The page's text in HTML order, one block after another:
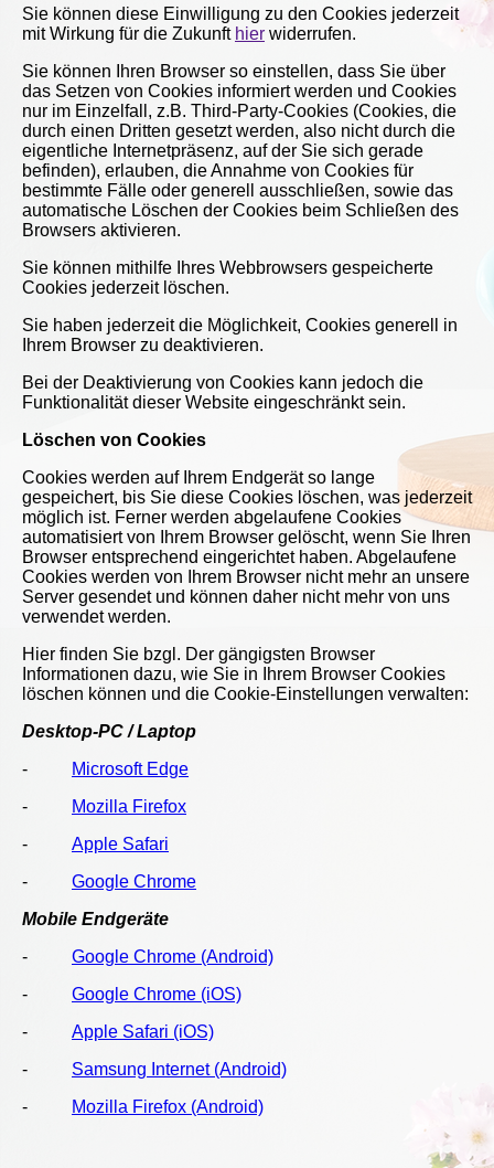
Sie können diese Einwilligung zu den Cookies jederzeit
mit Wirkung für die Zukunft hier widerrufen.
Sie können Ihren Browser so einstellen, dass Sie über
das Setzen von Cookies informiert werden und Cookies
nur im Einzelfall, z.B. Third-Party-Cookies (Cookies, die
durch einen Dritten gesetzt werden, also nicht durch die
eigentliche Internetpräsenz, auf der Sie sich gerade
befinden), erlauben, die Annahme von Cookies für
bestimmte Fälle oder generell ausschließen, sowie das
automatische Löschen der Cookies beim Schließen des
Browsers aktivieren.
Sie können mithilfe Ihres Webbrowsers gespeicherte
Cookies jederzeit löschen.
Sie haben jederzeit die Möglichkeit, Cookies generell in
Ihrem Browser zu deaktivieren.
Bei der Deaktivierung von Cookies kann jedoch die
Funktionalität dieser Website eingeschränkt sein.
Löschen von Cookies
Cookies werden auf Ihrem Endgerät so lange
gespeichert, bis Sie diese Cookies löschen, was jederzeit
möglich ist. Ferner werden abgelaufene Cookies
automatisiert von Ihrem Browser gelöscht, wenn Sie Ihren
Browser entsprechend eingerichtet haben. Abgelaufene
Cookies werden von Ihrem Browser nicht mehr an unsere
Server gesendet und können daher nicht mehr von uns
verwendet werden.
Hier finden Sie bzgl. Der gängigsten Browser
Informationen dazu, wie Sie in Ihrem Browser Cookies
löschen können und die Cookie-Einstellungen verwalten:
Desktop-PC / Laptop
-
Microsoft Edge
-
Mozilla Firefox
- Apple Safari
- Google Chrome
Mobile Endgeräte
- Google Chrome (Android)
- Google Chrome (iOS)
- Apple Safari (iOS)
- Samsung Internet (Android)
-
Mozilla Firefox (Android)